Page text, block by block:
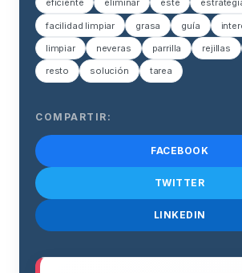
eficiente eliminar esté
facilidad limpiar grasa guía
limpiar neveras parrilla rejillas
resto solución tarea
COMPARTIR:
FACEBOOK
TWITTER
LINKEDIN